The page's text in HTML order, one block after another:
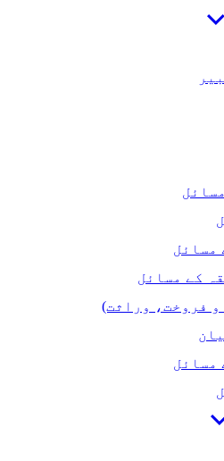
مسائل
کے مسائل
و فروخت، وراثت)
مسائل